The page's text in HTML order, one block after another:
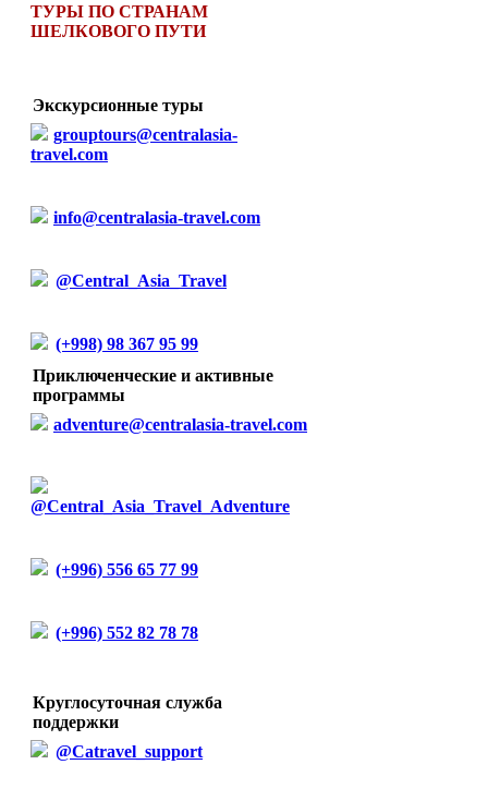
ТУРЫ ПО СТРАНАМ
ШЕЛКОВОГО ПУТИ
Экскурсионные туры
grouptours@centralasia-
travel.com
info@centralasia-travel.com
@Central_Asia_Travel
(+998) 98 367 95 99
Приключенческие и активные
программы
adventure@centralasia-travel.com
@Central_Asia_Travel_Adventure
(+996) 556 65 77 99
(+996) 552 82 78 78
Круглосуточная служба
поддержки
@Catravel_support